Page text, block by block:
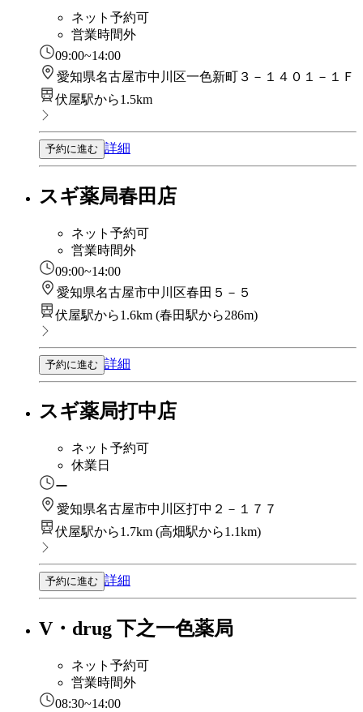
ネット予約可
営業時間外
09:00~14:00
愛知県名古屋市中川区一色新町３－１４０１－１Ｆ
伏屋駅から1.5km
予約に進む 詳細
スギ薬局春田店
ネット予約可
営業時間外
09:00~14:00
愛知県名古屋市中川区春田５－５
伏屋駅から1.6km (春田駅から286m)
予約に進む 詳細
スギ薬局打中店
ネット予約可
休業日
ー
愛知県名古屋市中川区打中２－１７７
伏屋駅から1.7km (高畑駅から1.1km)
予約に進む 詳細
V・drug 下之一色薬局
ネット予約可
営業時間外
08:30~14:00